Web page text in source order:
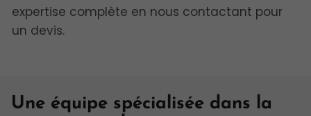
expertise complète en nous contactant pour
un devis.
Une équipe spécialisée dans la